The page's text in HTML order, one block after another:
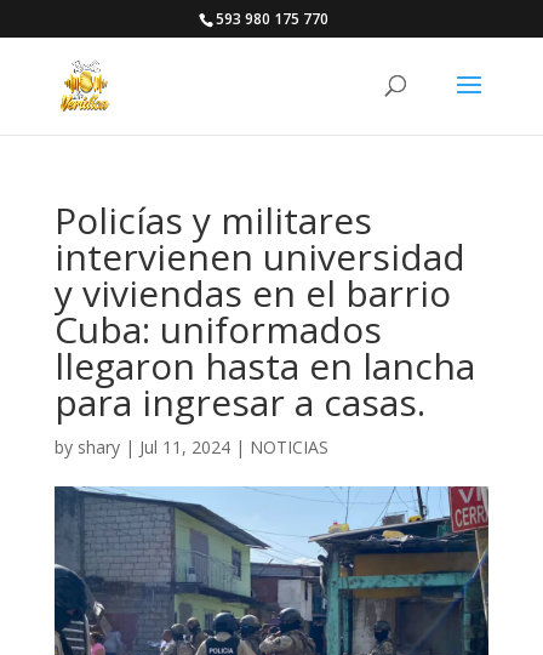
593 980 175 770
Policías y militares
intervienen universidad
y viviendas en el barrio
Cuba: uniformados
llegaron hasta en lancha
para ingresar a casas.
by shary| Jul 11, 2024| NOTICIAS